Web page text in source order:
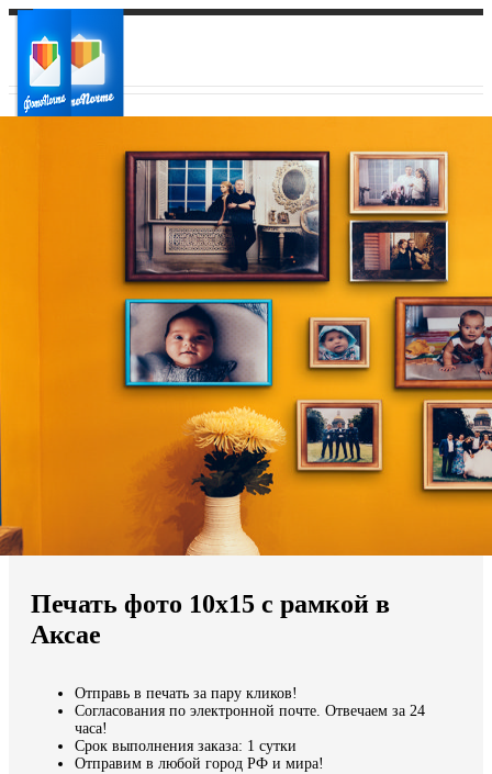
Ваш регион доставки
Выберите из списка:
Мы доставляем по всему миру
Продолжить без города
Печать фото 10х15 с рамкой в
Аксае
Отправь в печать за пару кликов!
Согласования по электронной почте. Отвечаем за 24
часа!
Срок выполнения заказа: 1 сутки
Отправим в любой город РФ и мира!